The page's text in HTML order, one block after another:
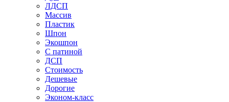
ЛДСП
Массив
Пластик
Шпон
Экошпон
С патиной
ДСП
Стоимость
Дешевые
Дорогие
Эконом-класс